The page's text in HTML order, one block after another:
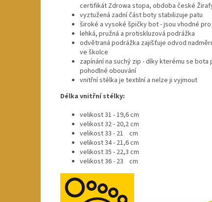
certifikát Zdrowa stopa, obdoba české
vyztužená zadní část boty stabilizuje patu
široké a vysoké špičky bot - jsou vhodné
lehká, pružná a protiskluzová podrážka
odvětraná podrážka zajišťuje odvod
ve školce
zapínání na suchý zip - díky kterému se
pohodlné obouvání
vnitřní stélka je textilní a nelze ji vyjmout
Délka vnitřní stélky:
velikost 31 - 19,6 cm
velikost 32 - 20,2 cm
velikost 33 - 21 cm
velikost 34 - 21,6 cm
velikost 35 - 22,3 cm
velikost 36 - 23 cm